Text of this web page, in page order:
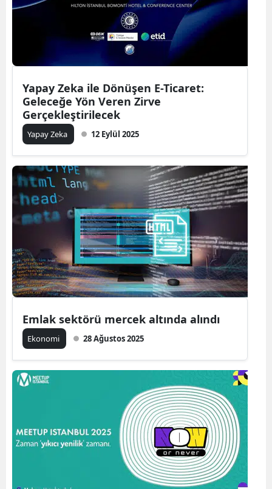
Yozgat
Zonguldak
Batman
Şırnak
Bartın
Ardahan
Iğdır
Yalova
Karabük
Osmaniye
Düzce
Yapay Zeka ile Dönüşen E-Ticaret:
Geleceğe Yön Veren Zirve
Gerçekleştirilecek
Yapay Zeka 12 Eylül 2025
Emlak sektörü mercek altında alındı
Ekonomi 28 Ağustos 2025